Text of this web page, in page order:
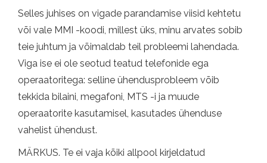
Selles juhises on vigade parandamise viisid kehtetu
või vale MMI -koodi, millest üks, minu arvates sobib
teie juhtum ja võimaldab teil probleemi lahendada.
Viga ise ei ole seotud teatud telefonide ega
operaatoritega: selline ühendusprobleem võib
tekkida bilaini, megafoni, MTS -i ja muude
operaatorite kasutamisel, kasutades ühenduse
vahelist ühendust.
MÄRKUS. Te ei vaja kõiki allpool kirjeldatud